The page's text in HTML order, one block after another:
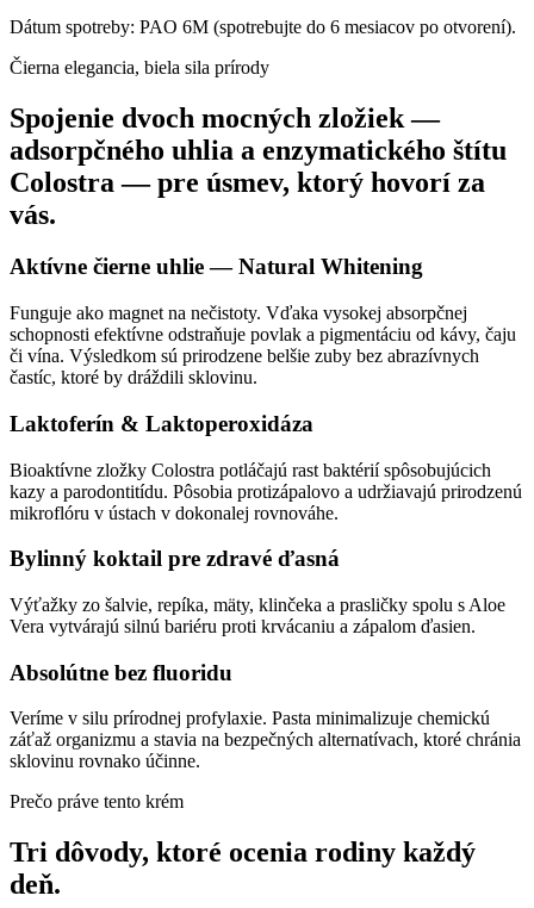
Dátum spotreby: PAO 6M (spotrebujte do 6 mesiacov po otvorení).
Čierna elegancia, biela sila prírody
Spojenie dvoch mocných zložiek —
adsorpčného uhlia a enzymatického štítu
Colostra — pre úsmev, ktorý hovorí za
vás.
Aktívne čierne uhlie — Natural Whitening
Funguje ako magnet na nečistoty. Vďaka vysokej absorpčnej
schopnosti efektívne odstraňuje povlak a pigmentáciu od kávy, čaju
či vína. Výsledkom sú prirodzene belšie zuby bez abrazívnych
častíc, ktoré by dráždili sklovinu.
Laktoferín & Laktoperoxidáza
Bioaktívne zložky Colostra potláčajú rast baktérií spôsobujúcich
kazy a parodontitídu. Pôsobia protizápalovo a udržiavajú prirodzenú
mikroflóru v ústach v dokonalej rovnováhe.
Bylinný koktail pre zdravé ďasná
Výťažky zo šalvie, repíka, mäty, klinčeka a prasličky spolu s Aloe
Vera vytvárajú silnú bariéru proti krvácaniu a zápalom ďasien.
Absolútne bez fluoridu
Veríme v silu prírodnej profylaxie. Pasta minimalizuje chemickú
záťaž organizmu a stavia na bezpečných alternatívach, ktoré chránia
sklovinu rovnako účinne.
Prečo práve tento krém
Tri dôvody, ktoré ocenia rodiny každý
deň.